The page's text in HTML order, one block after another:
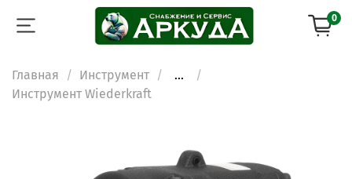
0
Главная Инструмент
...
Инструмент Wiederkraft